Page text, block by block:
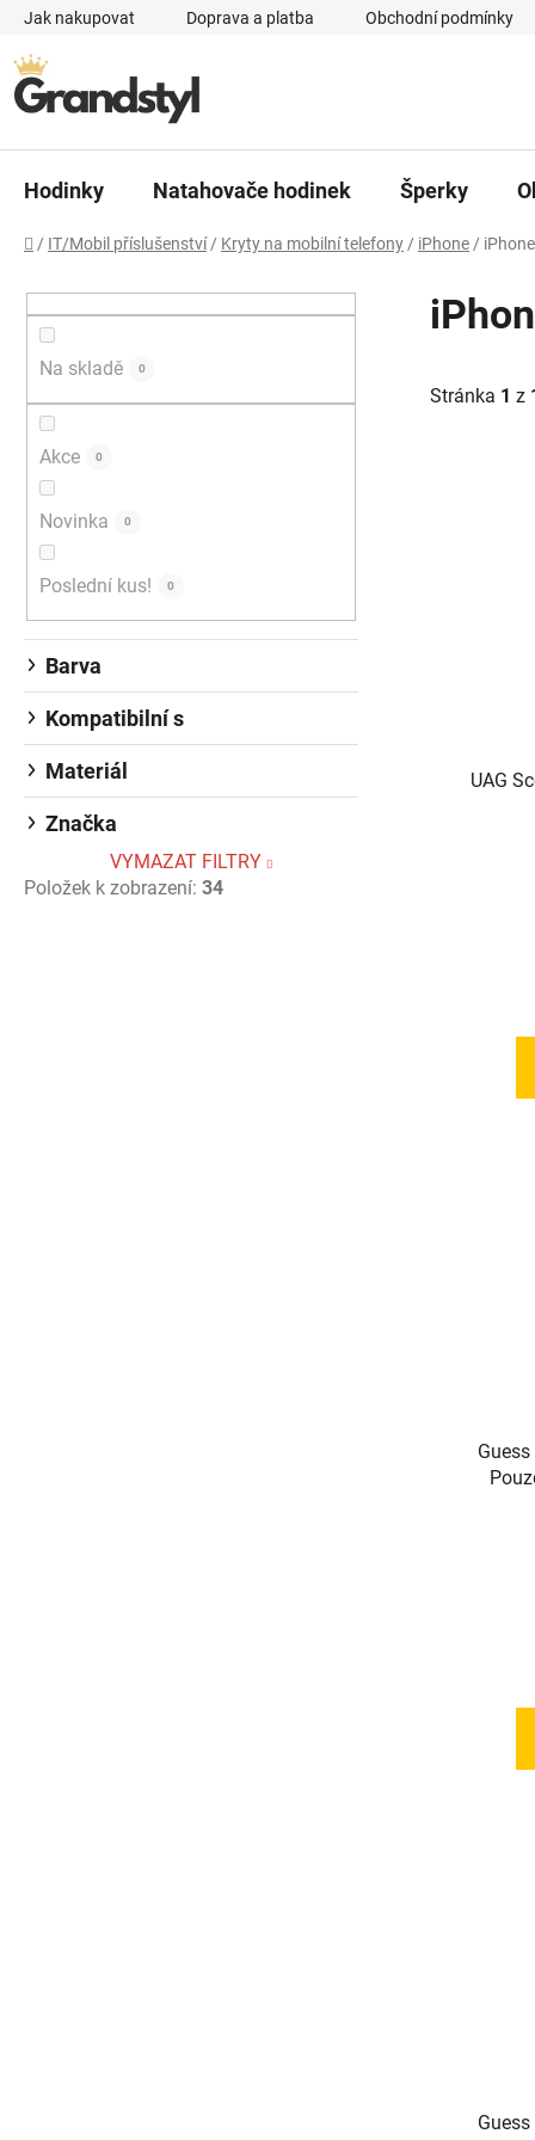
Přejít na obsah
Jak nakupovat Doprava a platba Obchodní podmínky
Hodinky Natahovače hodinek Šperky
Domů
/ IT/Mobil příslušenství / Kryty na mobilní telefony / iPhone /
Na skladě 0
Akce 0
Novinka 0
Poslední kus! 0
Barva
Kompatibilní s
Materiál
Značka
VYMAZAT FILTRY
Položek k zobrazení: 34
Stránka 1 z
UAG